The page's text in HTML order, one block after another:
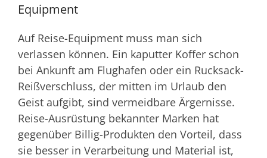
Equipment
Auf Reise-Equipment muss man sich
verlassen können. Ein kaputter Koffer schon
bei Ankunft am Flughafen oder ein Rucksack-
Reißverschluss, der mitten im Urlaub den
Geist aufgibt, sind vermeidbare Ärgernisse.
Reise-Ausrüstung bekannter Marken hat
gegenüber Billig-Produkten den Vorteil, dass
sie besser in Verarbeitung und Material ist,